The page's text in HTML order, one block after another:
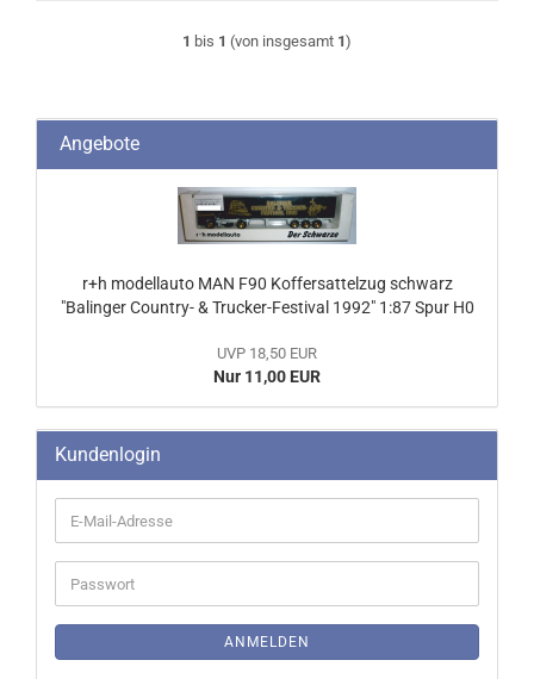
1 bis 1 (von insgesamt 1)
Angebote
r+h modellauto MAN F90 Koffersattelzug schwarz
"Balinger Country- & Trucker-Festival 1992" 1:87 Spur H0
UVP 18,50 EUR
Nur 11,00 EUR
Kundenlogin
E-
Mail-
Adresse
Passwort
ANMELDEN